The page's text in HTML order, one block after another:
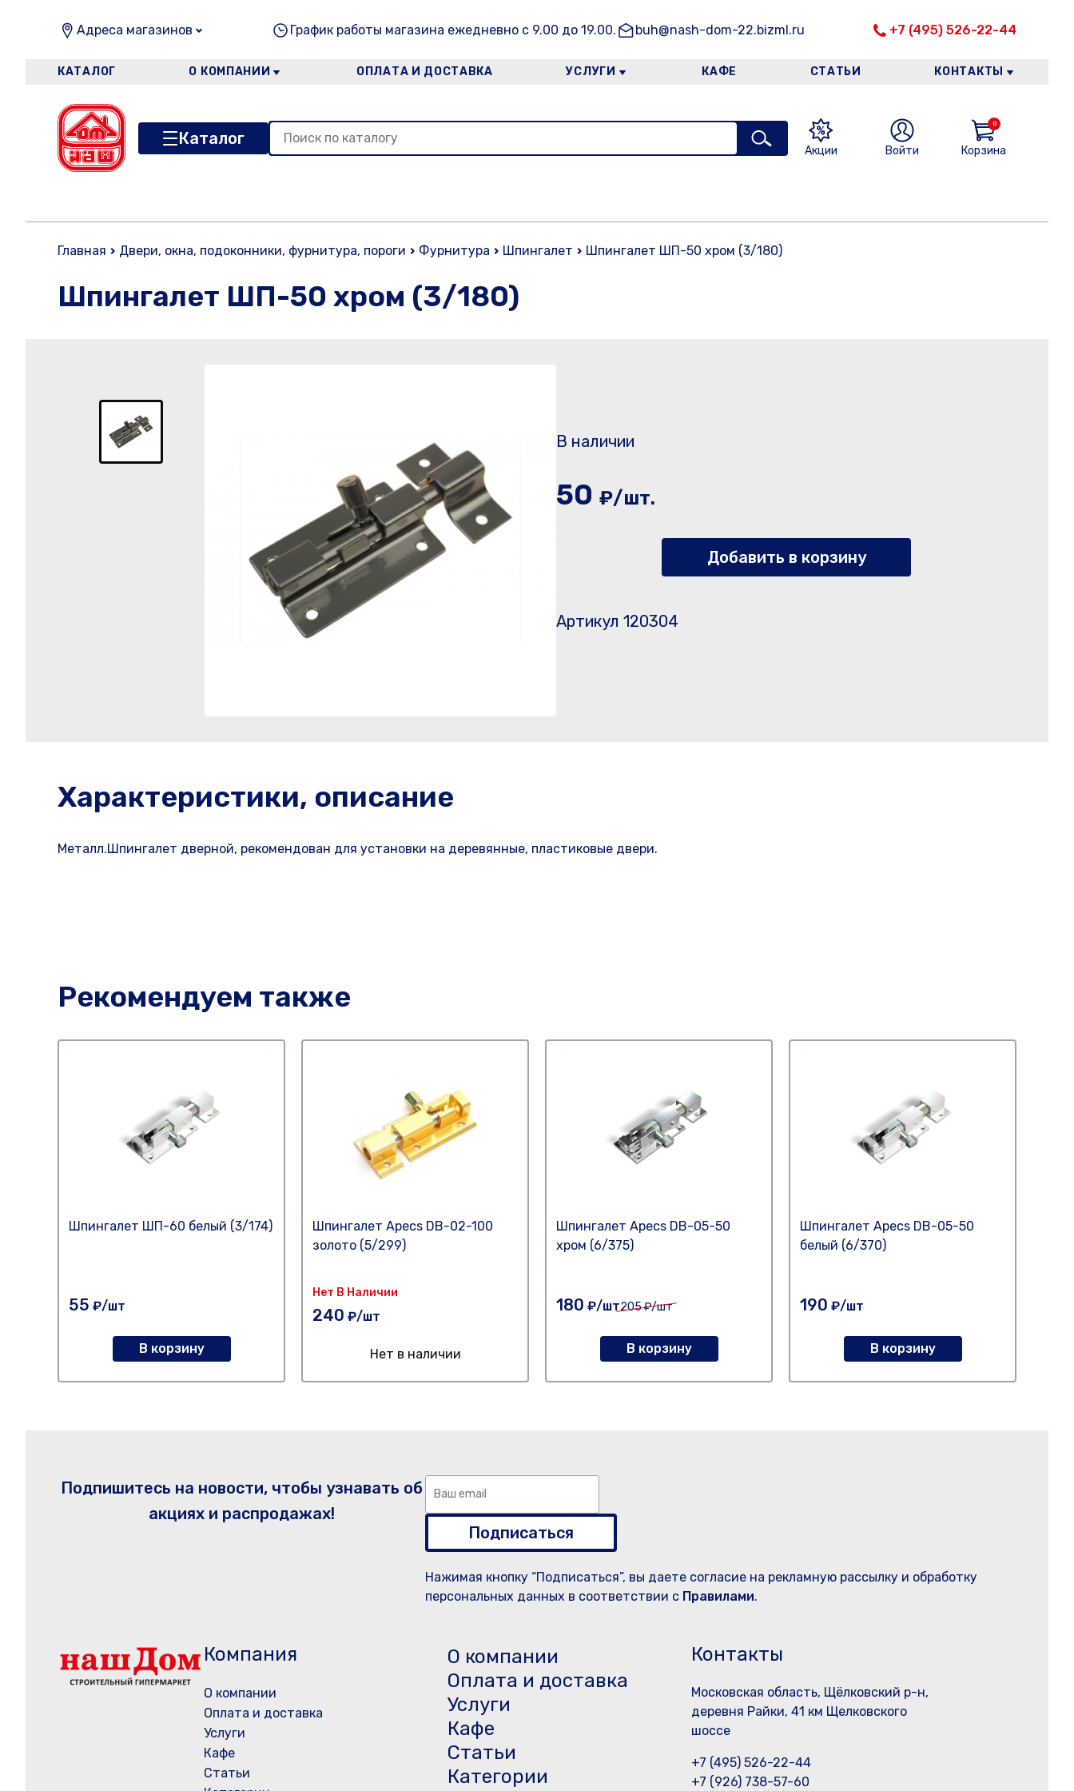
Адреса магазинов График работы магазина ежедневно с 9.00 до 19.00. buh@nash-dom-22.bizml.ru +7 (495) 526-22-44
КАТАЛОГ О КОМПАНИИ ОПЛАТА И ДОСТАВКА УСЛУГИ КАФЕ СТАТЬИ КОНТАКТЫ
Каталог
Акции Войти Корзина
0
Главная Двери, окна, подоконники, фурнитура, пороги Фурнитура Шпингалет Шпингалет ШП-50 хром (3/180)
Шпингалет ШП-50 хром (3/180)
В наличии
50 ₽/шт.
Добавить в корзину
Артикул 120304
Характеристики, описание
Металл.Шпингалет дверной, рекомендован для установки на деревянные, пластиковые двери.
Рекомендуем также
Шпингалет ШП-60 белый (3/174)
55 ₽/шт
В корзину
Шпингалет Apecs DB-02-100
золото (5/299)
Нет В Наличии
240 ₽/шт
Нет в наличии
Шпингалет Apecs DB-05-50
хром (6/375)
180 ₽/шт205₽/шт
В корзину
Шпингалет Apecs DB-05-50
белый (6/370)
190 ₽/шт
В корзину
Подпишитесь на новости, чтобы узнавать об
акциях и распродажах!
Подписаться
Нажимая кнопку “Подписаться”, вы даете согласие на рекламную рассылку и обработку
персональных данных в соответствии с Правилами.
Компания
О компании
Оплата и доставка
Услуги
Кафе
Статьи
О компании
Оплата и доставка
Услуги
Кафе
Статьи
Категории
Контакты
Московская область, Щёлковский р-н,
деревня Райки, 41 км Щелковского
шоссе
+7 (495) 526-22-44
+7 (926) 738-57-60